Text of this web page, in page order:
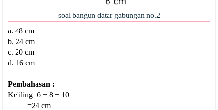
soal bangun datar gabungan no.2
a. 48 cm
b. 24 cm
c. 20 cm
d. 16 cm
Pembahasan :
Keliling=6 + 8 + 10
=24 cm